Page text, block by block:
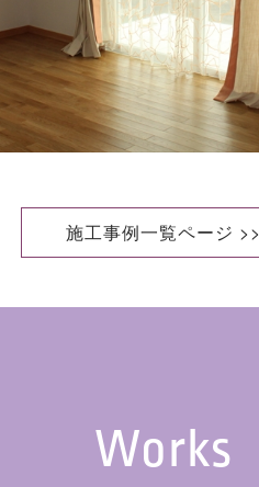
施工事例一覧ページ >>
Works